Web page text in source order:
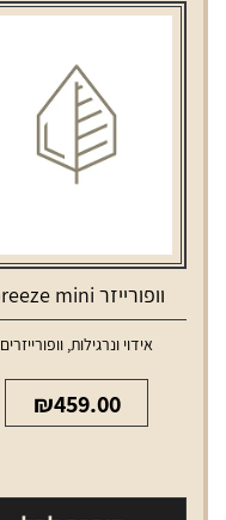
וופורייזר breeze mini
אידוי ונרגילות, וופורייזרים
₪459.00